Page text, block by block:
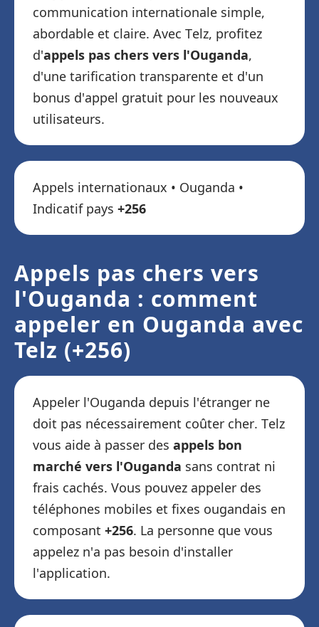
communication internationale simple,
abordable et claire. Avec Telz, profitez
d'appels pas chers vers l'Ouganda,
d'une tarification transparente et d'un
bonus d'appel gratuit pour les nouveaux
utilisateurs.
Appels internationaux • Ouganda •
Indicatif pays +256
Appels pas chers vers
l'Ouganda : comment
appeler en Ouganda avec
Telz (+256)
Appeler l'Ouganda depuis l'étranger ne
doit pas nécessairement coûter cher. Telz
vous aide à passer des appels bon
marché vers l'Ouganda sans contrat ni
frais cachés. Vous pouvez appeler des
téléphones mobiles et fixes ougandais en
composant +256. La personne que vous
appelez n'a pas besoin d'installer
l'application.